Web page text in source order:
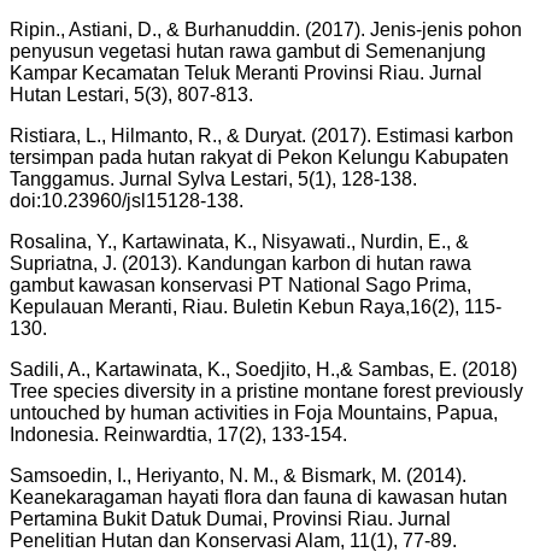
Ripin., Astiani, D., & Burhanuddin. (2017). Jenis-jenis pohon
penyusun vegetasi hutan rawa gambut di Semenanjung
Kampar Kecamatan Teluk Meranti Provinsi Riau. Jurnal
Hutan Lestari, 5(3), 807-813.
Ristiara, L., Hilmanto, R., & Duryat. (2017). Estimasi karbon
tersimpan pada hutan rakyat di Pekon Kelungu Kabupaten
Tanggamus. Jurnal Sylva Lestari, 5(1), 128-138.
doi:10.23960/jsl15128-138.
Rosalina, Y., Kartawinata, K., Nisyawati., Nurdin, E., &
Supriatna, J. (2013). Kandungan karbon di hutan rawa
gambut kawasan konservasi PT National Sago Prima,
Kepulauan Meranti, Riau. Buletin Kebun Raya,16(2), 115-
130.
Sadili, A., Kartawinata, K., Soedjito, H.,& Sambas, E. (2018)
Tree species diversity in a pristine montane forest previously
untouched by human activities in Foja Mountains, Papua,
Indonesia. Reinwardtia, 17(2), 133-154.
Samsoedin, I., Heriyanto, N. M., & Bismark, M. (2014).
Keanekaragaman hayati flora dan fauna di kawasan hutan
Pertamina Bukit Datuk Dumai, Provinsi Riau. Jurnal
Penelitian Hutan dan Konservasi Alam, 11(1), 77-89.